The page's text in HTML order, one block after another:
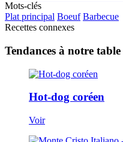
Mots-clés
Plat principal Boeuf Barbecue
Recettes connexes
Tendances à notre table
Hot-dog coréen
Voir